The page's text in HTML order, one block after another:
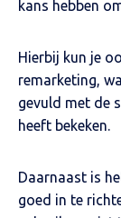
kans hebben
Hierbij kun je
remarketing,
gevuld met de
heeft bekeken.
Daarnaast is
goed in te